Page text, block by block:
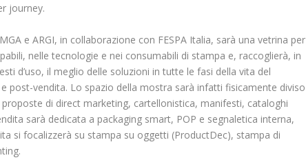
journey.
e ARGI, in collaborazione con FESPA Italia, sarà una vetrina per
nelle tecnologie e nei consumabili di stampa e, raccoglierà, in
d’uso, il meglio delle soluzioni in tutte le fasi della vita del
post-vendita. Lo spazio della mostra sarà infatti fisicamente diviso
di direct marketing, cartellonistica, manifesti, cataloghi
sarà dedicata a packaging smart, POP e segnaletica interna,
si focalizzerà su stampa su oggetti (ProductDec), stampa di